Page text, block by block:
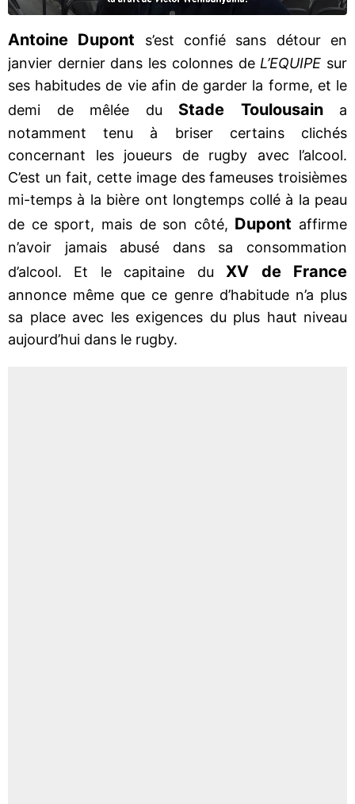
Antoine Dupont s’est confié sans détour en
janvier dernier dans les colonnes de L’EQUIPE sur
ses habitudes de vie afin de garder la forme, et le
demi de mêlée du Stade Toulousaina
notamment tenu à briser certains clichés
concernant les joueurs de rugby avec l’alcool.
C’est un fait, cette image des fameuses troisièmes
mi-temps à la bière ont longtemps collé à la peau
de ce sport, mais de son côté, Dupont affirme
n’avoir jamais abusé dans sa consommation
d’alcool. Et le capitaine duXV de France
annonce même que ce genre d’habitude n’a plus
sa place avec les exigences du plus haut niveau
aujourd’hui dans le rugby.